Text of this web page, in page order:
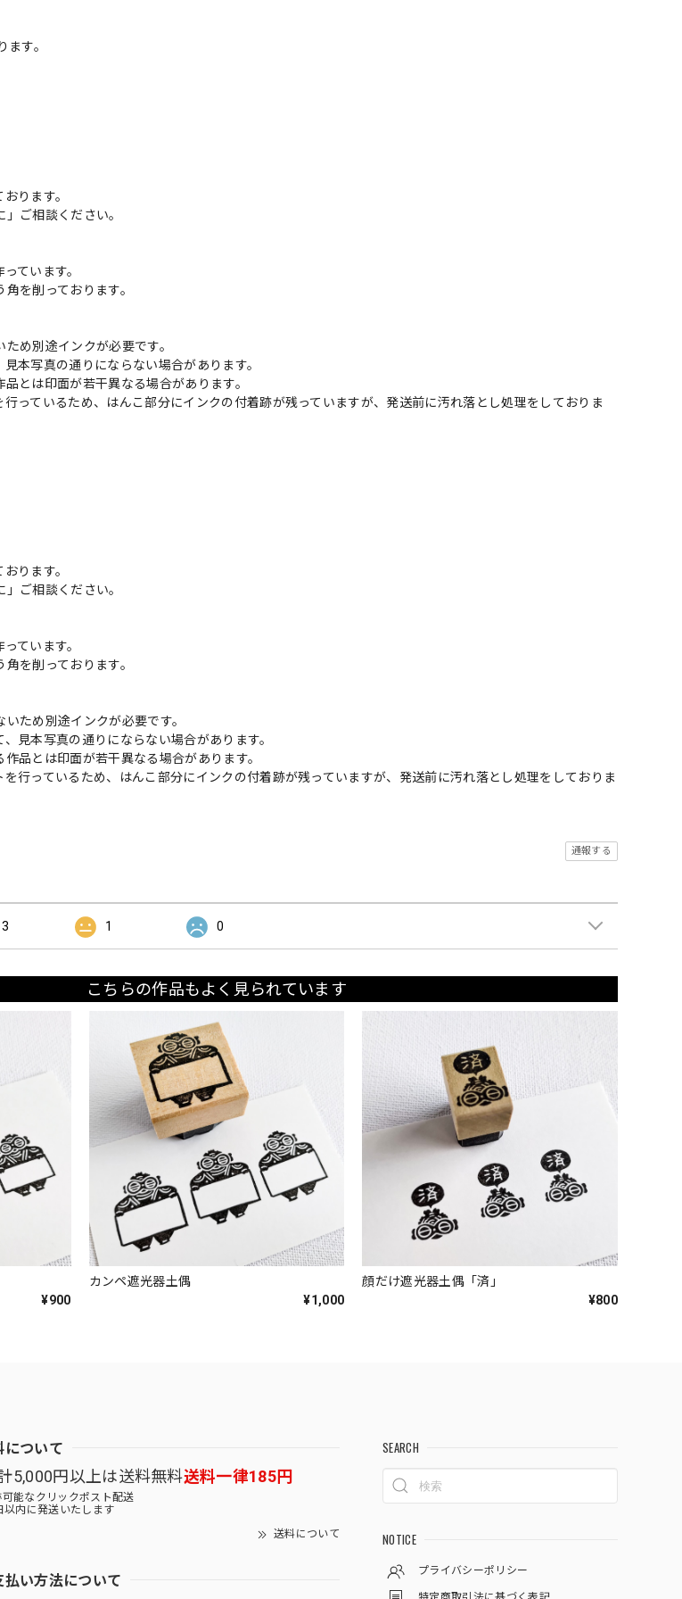
す。
ります。
ご相談ください。
ています。
を削っております。
め別途インクが必要です。
本写真の通りにならない場合があります。
とは印面が若干異なる場合があります。
っているため、はんこ部分にインクの付着跡が残っていますが、発送前に汚れ落とし処理をしておりま
ります。
ご相談ください。
ています。
を削っております。
ため別途インクが必要です。
見本写真の通りにならない場合があります。
品とは印面が若干異なる場合があります。
を行っているため、はんこ部分にインクの付着跡が残っていますが、発送前に汚れ落とし処理をしておりま
通報する
1 0
こちらの作品もよく見られています
¥900
カンペ遮光器土偶
¥1,000
顔だけ遮光器土偶「済」
¥800
について
5,000円以上は送料無料送料一律185円
可能なクリックポスト配送
以内に発送いたします
送料について
払い方法について
SEARCH
NOTICE
プライバシーポリシー